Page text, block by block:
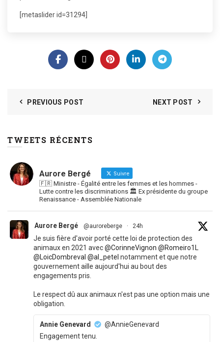
[metaslider id=31294]
PREVIOUS POST NEXT POST
TWEETS RÉCENTS
Aurore Bergé Suivre
🇫🇷 Ministre - Égalité entre les femmes et les hommes -
Lutte contre les discriminations 🏛 Ex présidente du groupe
Renaissance - Assemblée Nationale
Aurore Bergé @auroreberge · 24h
Je suis fière d'avoir porté cette loi de protection des
animaux en 2021 avec@CorinneVignon @Romeiro1L
@LoicDombreval @al_petel notamment et que notre
gouvernement aille aujourd'hui au bout des
engagements pris.
Le respect dû aux animaux n'est pas une option mais une
obligation.
Annie Genevard
@AnnieGenevard
Engagement tenu.